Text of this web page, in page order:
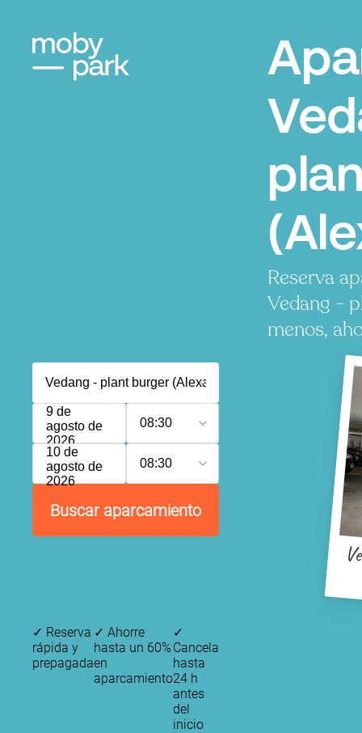
Reserva
Vedang -
menos,
9 de
agosto de
2026
08:30
10 de
agosto de
2026
08:30
Buscar aparcamiento
✓ Reserva
rápida y
prepagada
✓ Ahorre
hasta un 60%
en
aparcamiento
✓
Cancela
hasta
24 h
antes
del
inicio